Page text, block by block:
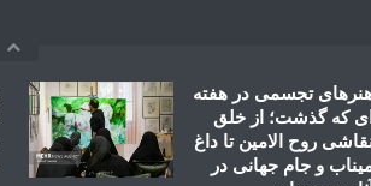
تجسمی در هفته
ای که گذشت؛ از خلق
روح الامین تا داغ
و جام جهانی در